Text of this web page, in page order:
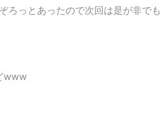
ろっとあったので次回は是が非で
www